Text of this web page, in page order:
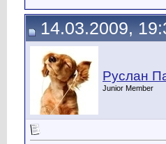
14.03.2009,
Руслан
Junior Member